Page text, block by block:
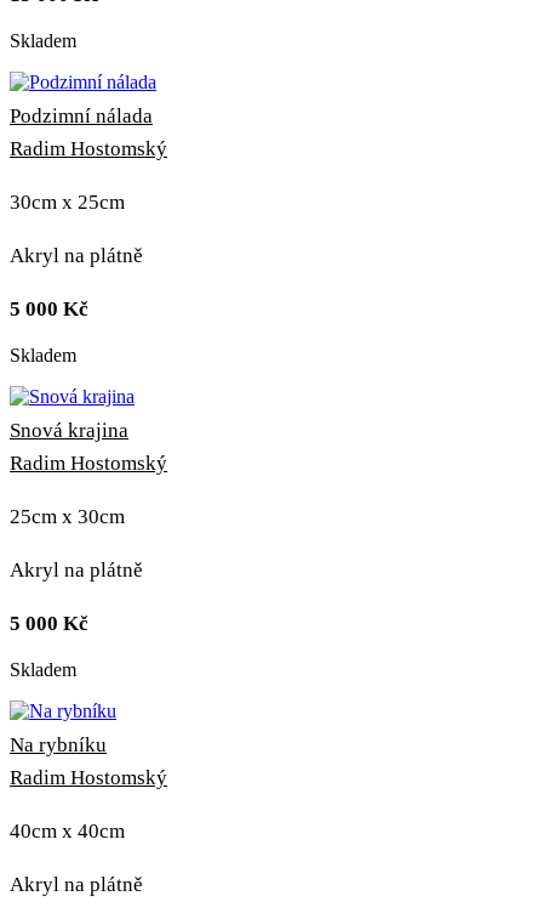
Skladem
Podzimní nálada
Radim Hostomský
30cm x 25cm
Akryl na plátně
5 000 Kč
Skladem
Snová krajina
Radim Hostomský
25cm x 30cm
Akryl na plátně
5 000 Kč
Skladem
Na rybníku
Radim Hostomský
40cm x 40cm
Akryl na plátně